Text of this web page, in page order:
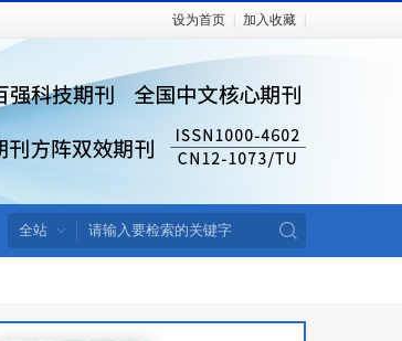
设为首页 加入收藏